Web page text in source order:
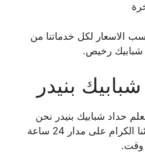
الاسعار لكل خدماتنا من
شبابيك رخيص.
بنيدر
حداد شبابيك بنيدر نحن
متواجدون لخدمتكم عملائنا الكرام على مدار 24 ساعة
وقت.